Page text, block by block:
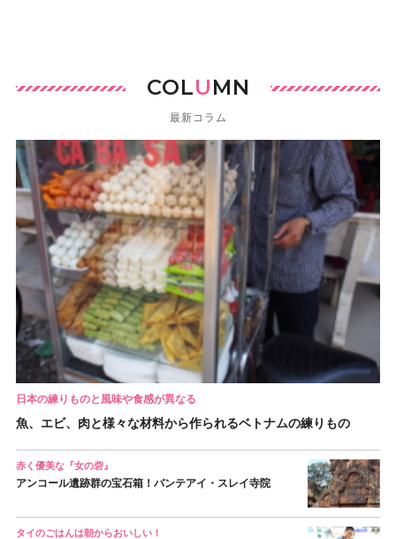
COLUMN
最新コラム
日本の練りものと風味や食感が異なる
魚、エビ、肉と様々な材料から作られるベトナムの練りもの
赤く優美な『女の砦』
アンコール遺跡群の宝石箱！バンテアイ・スレイ寺院
タイのごはんは朝からおいしい！